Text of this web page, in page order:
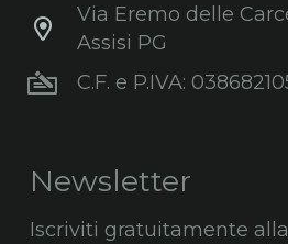
Via Eremo delle
Assisi PG
C.F. e P.IVA:
Newsletter
Iscriviti gratuitamente